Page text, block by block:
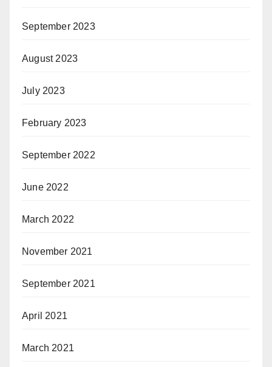
September 2023
August 2023
July 2023
February 2023
September 2022
June 2022
March 2022
November 2021
September 2021
April 2021
March 2021